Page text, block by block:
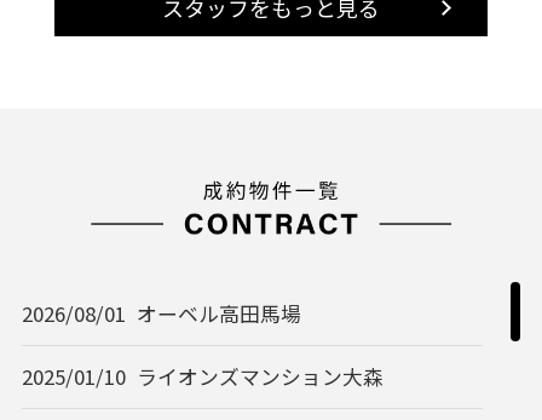
スタッフをもっと見る
2026/08/01 オーベル高田馬場
2025/01/10 ライオンズマンション大森